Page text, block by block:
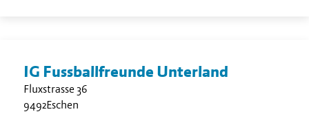
IG Fussballfreunde Unterland
Fluxstrasse 36
9492Eschen